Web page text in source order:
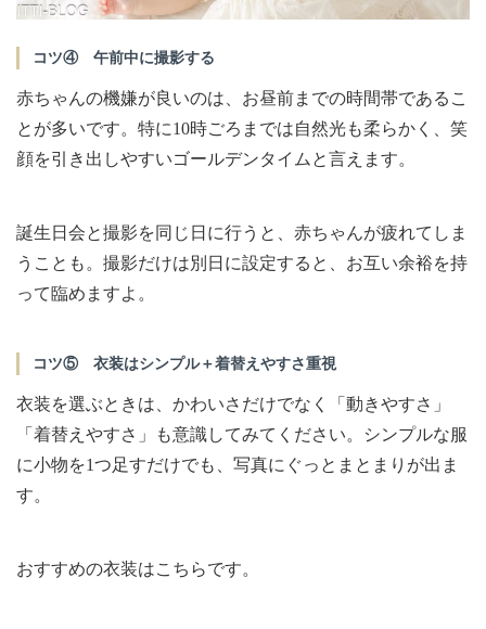
コツ④ 午前中に撮影する
赤ちゃんの機嫌が良いのは、お昼前までの時間帯であるこ
とが多いです。特に10時ごろまでは自然光も柔らかく、笑
顔を引き出しやすいゴールデンタイムと言えます。
誕生日会と撮影を同じ日に行うと、赤ちゃんが疲れてしま
うことも。撮影だけは別日に設定すると、お互い余裕を持
って臨めますよ。
コツ⑤ 衣装はシンプル＋着替えやすさ重視
衣装を選ぶときは、かわいさだけでなく「動きやすさ」
「着替えやすさ」も意識してみてください。シンプルな服
に小物を1つ足すだけでも、写真にぐっとまとまりが出ま
す。
おすすめの衣装はこちらです。